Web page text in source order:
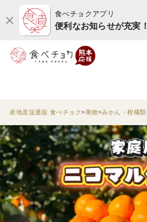
食べチョクアプリ
便利なお知らせが充実！
産地直送通販 食べチョク 果物 みかん・柑橘類